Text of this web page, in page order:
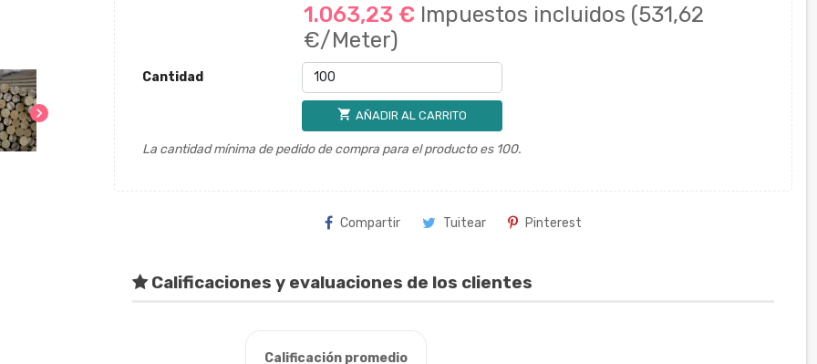
chevron_right
1.063,23 € Impuestos incluidos (531,62
€/Meter)
Cantidad
shopping_cart AÑADIR AL CARRITO
La cantidad mínima de pedido de compra para el producto es 100.
Compartir Tuitear Pinterest
Calificaciones y evaluaciones de los clientes
Calificación promedio